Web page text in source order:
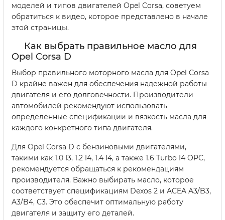
моделей и типов двигателей Opel Corsa, советуем
обратиться к видео, которое представлено в начале
этой страницы.
Как выбрать правильное масло для
Opel Corsa D
Выбор правильного моторного масла для Opel Corsa
D крайне важен для обеспечения надежной работы
двигателя и его долговечности. Производители
автомобилей рекомендуют использовать
определенные спецификации и вязкость масла для
каждого конкретного типа двигателя.
Для Opel Corsa D с бензиновыми двигателями,
такими как 1.0 I3, 1.2 I4, 1.4 I4, а также 1.6 Turbo I4 OPC,
рекомендуется обращаться к рекомендациям
производителя. Важно выбирать масло, которое
соответствует спецификациям Dexos 2 и ACEA A3/B3,
A3/B4, C3. Это обеспечит оптимальную работу
двигателя и защиту его деталей.